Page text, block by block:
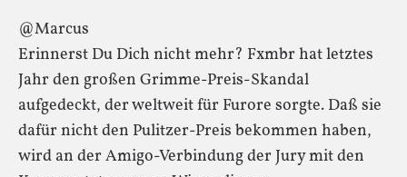
@Marcus
Erinnerst Du Dich nicht mehr? Fxmbr hat letztes
Jahr den großen Grimme-Preis-Skandal
aufgedeckt, der weltweit für Furore sorgte. Daß sie
dafür nicht den Pulitzer-Preis bekommen haben,
wird an der Amigo-Verbindung der Jury mit den